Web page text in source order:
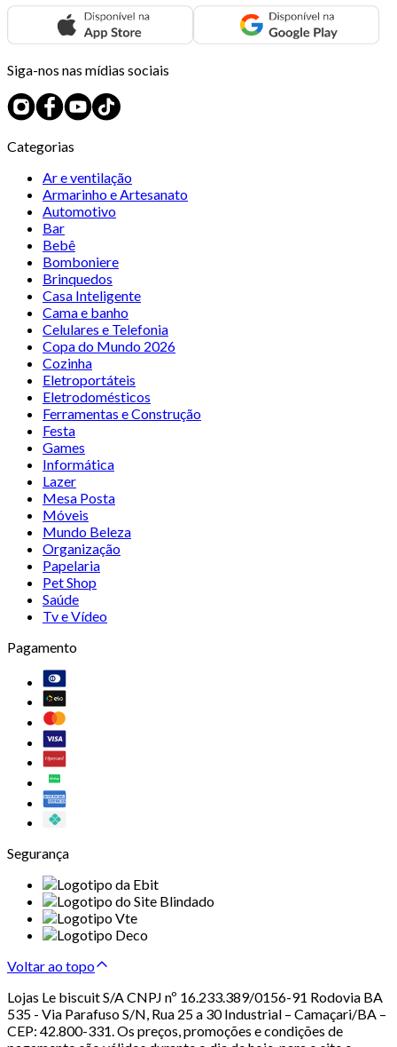
Siga-nos nas mídias sociais
Categorias
Ar e ventilação
Armarinho e Artesanato
Automotivo
Bar
Bebê
Bomboniere
Brinquedos
Casa Inteligente
Cama e banho
Celulares e Telefonia
Copa do Mundo 2026
Cozinha
Eletroportáteis
Eletrodomésticos
Ferramentas e Construção
Festa
Games
Informática
Lazer
Mesa Posta
Móveis
Mundo Beleza
Organização
Papelaria
Pet Shop
Saúde
Tv e Vídeo
Pagamento
Segurança
Voltar ao topo
Lojas Le biscuit S/A CNPJ nº 16.233.389/0156-91 Rodovia BA
535 - Via Parafuso S/N, Rua 25 a 30 Industrial – Camaçari/BA –
CEP: 42.800-331. Os preços, promoções e condições de